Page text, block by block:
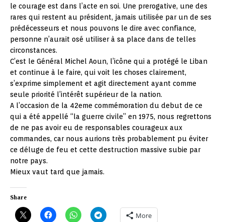
le courage est dans l’acte en soi. Une prerogative, une des
rares qui restent au président, jamais utilisée par un de ses
prédécesseurs et nous pouvons le dire avec confiance,
personne n’aurait osé utiliser à sa place dans de telles
circonstances.
C’est le Général Michel Aoun, l’icône qui a protégé le Liban
et continue à le faire, qui voit les choses clairement,
s’exprime simplement et agit directement ayant comme
seule priorité l’intérêt supérieur de la nation.
A l’occasion de la 42eme commémoration du debut de ce
qui a été appellé “la guerre civile” en 1975, nous regrettons
de ne pas avoir eu de responsables courageux aux
commandes, car nous aurions très probablement pu éviter
ce déluge de feu et cette destruction massive subie par
notre pays.
Mieux vaut tard que jamais.
Share
More